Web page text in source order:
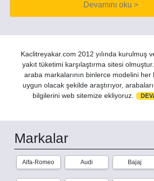
Devamını oku >
Kaclitreyakar.com 2012 yılında kurulmuş
yakıt tüketimi karşılaştırma sitesi
araba markalarının binlerce modelini
uygun olacak şekilde araştırıyor,
bilgilerini web sitemize ekliyoruz.
Markalar
Alfa-Romeo Audi Bajaj